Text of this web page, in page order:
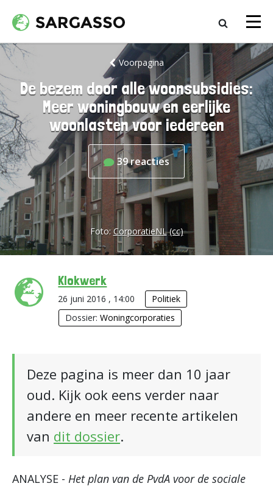
Voorpagina
De bezem door alle woonsubsidies:
Meer woningbouw en eerlijke
woonlasten voor iedereen
39reacties
Foto:CorporatieNL (cc)
Klokwerk
26 juni 2016 , 14:00
Politiek
Dossier:Woningcorporaties
Deze pagina is meer dan 10 jaar
oud. Kijk ook eens verder naar
andere en meer recente artikelen
van dit dossier.
ANALYSE - Het plan van de PvdA voor de sociale